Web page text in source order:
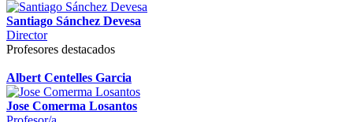
Santiago Sánchez Devesa
Director
Profesores destacados
Albert Centelles Garcia
Jose Comerma Losantos